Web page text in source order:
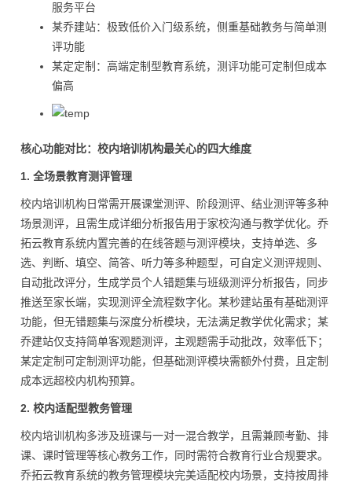
服务平台
某乔建站：极致低价入门级系统，侧重基础教务与简单测
评功能
某定定制：高端定制型教育系统，测评功能可定制但成本
偏高
核心功能对比：校内培训机构最关心的四大维度
1. 全场景教育测评管理
校内培训机构日常需开展课堂测评、阶段测评、结业测评等多种
场景测评，且需生成详细分析报告用于家校沟通与教学优化。乔
拓云教育系统内置完善的在线答题与测评模块，支持单选、多
选、判断、填空、简答、听力等多种题型，可自定义测评规则、
自动批改评分，生成学员个人错题集与班级测评分析报告，同步
推送至家长端，实现测评全流程数字化。某秒建站虽有基础测评
功能，但无错题集与深度分析模块，无法满足教学优化需求；某
乔建站仅支持简单客观题测评，主观题需手动批改，效率低下；
某定定制可定制测评功能，但基础测评模块需额外付费，且定制
成本远超校内机构预算。
2. 校内适配型教务管理
校内培训机构多涉及班课与一对一混合教学，且需兼顾考勤、排
课、课时管理等核心教务工作，同时需符合教育行业合规要求。
乔拓云教育系统的教务管理模块完美适配校内场景，支持按周排